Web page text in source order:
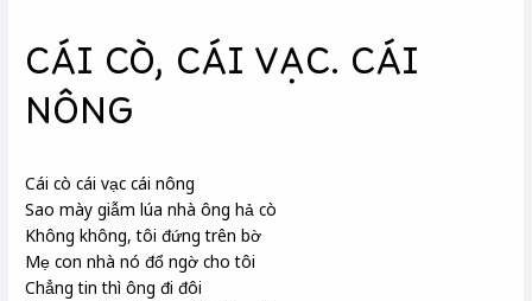
CÁI CÒ, CÁI VẠC. CÁI
NÔNG
Cái cò cái vạc cái nông
Sao mày giẫm lúa nhà ông hả cò
Không không, tôi đứng trên bờ
Mẹ con nhà nó đổ ngờ cho tôi
Chẳng tin thì ông đi đôi